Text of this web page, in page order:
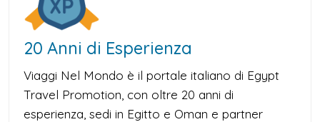
20 Anni di Esperienza
Viaggi Nel Mondo è il portale italiano di Egypt
Travel Promotion, con oltre 20 anni di
esperienza, sedi in Egitto e Oman e partner